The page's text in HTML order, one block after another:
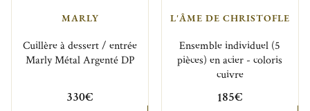
MARLY
Cuillère à dessert / entrée
Marly Métal Argenté DP
330€
L'ÂME DE CHRISTOFLE
Ensemble individuel (5
pièces) en acier - coloris
cuivre
185€